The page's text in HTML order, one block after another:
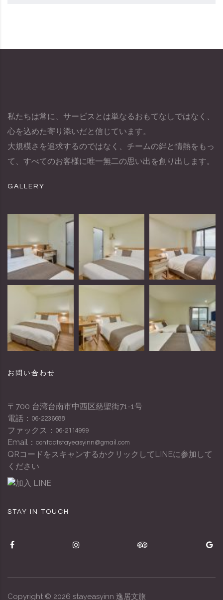
私たちは常に、サービスとは単なるおもてなしではなく、
心を込めた寄り添いだと信じています。
大規模さを追求するのではなく、チームの絆と情熱をもっ
て、すべてのお客様に唯一無二の思い出を創り出します。
GALLERY
お問い合わせ
〒700 台湾台南市中西区慈聖街71-1号
電話： 06-2236688
ファックス： 06-2114999
Email： contactstayeasyinn@gmail.com
QRコードをスキャンするかクリックしてLINEに参加して
ください
STAY IN TOUCH
Copyright © 2026 stayeasyinn 逸居文旅